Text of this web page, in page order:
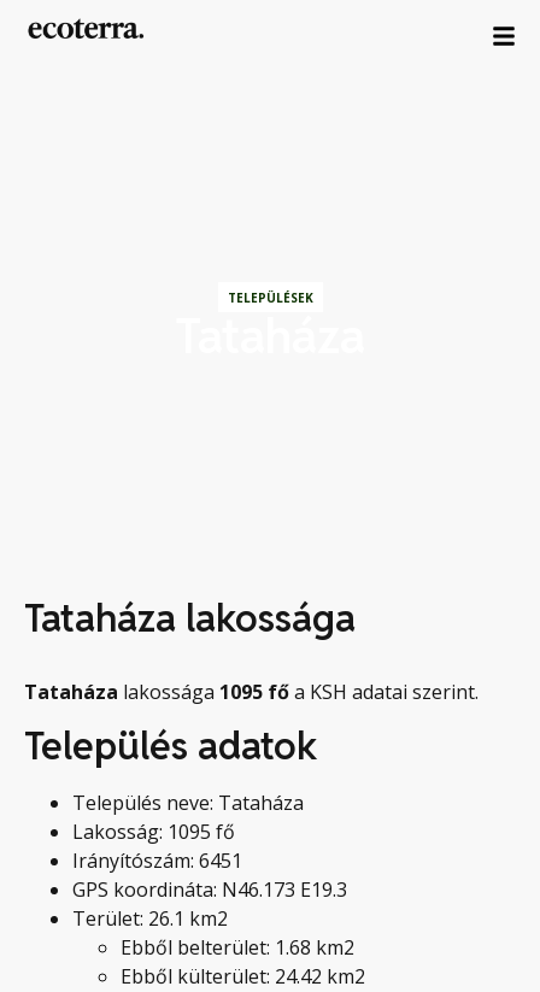
TELEPÜLÉSEK
Tataháza lakossága
Tataháza lakossága 1095 főa KSH adatai szerint.
Település adatok
Település neve: Tataháza
Lakosság: 1095 fő
Irányítószám: 6451
GPS koordináta: N46.173 E19.3
Terület: 26.1 km2
Ebből belterület: 1.68 km2
Ebből külterület: 24.42 km2